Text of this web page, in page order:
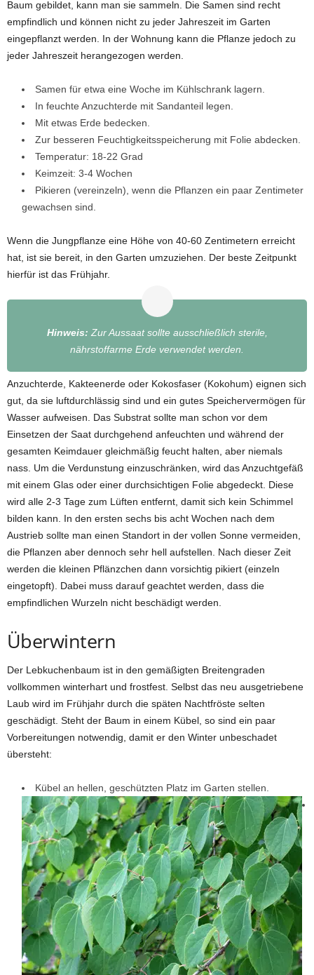
Baum gebildet, kann man sie sammeln. Die Samen sind recht
empfindlich und können nicht zu jeder Jahreszeit im Garten
eingepflanzt werden. In der Wohnung kann die Pflanze jedoch zu
jeder Jahreszeit herangezogen werden.
Samen für etwa eine Woche im Kühlschrank lagern.
In feuchte Anzuchterde mit Sandanteil legen.
Mit etwas Erde bedecken.
Zur besseren Feuchtigkeitsspeicherung mit Folie abdecken.
Temperatur: 18-22 Grad
Keimzeit: 3-4 Wochen
Pikieren (vereinzeln), wenn die Pflanzen ein paar Zentimeter
gewachsen sind.
Wenn die Jungpflanze eine Höhe von 40-60 Zentimetern erreicht
hat, ist sie bereit, in den Garten umzuziehen. Der beste Zeitpunkt
hierfür ist das Frühjahr.
Hinweis: Zur Aussaat sollte ausschließlich sterile,
nährstoffarme Erde verwendet werden.
Anzuchterde, Kakteenerde oder Kokosfaser (Kokohum) eignen sich
gut, da sie luftdurchlässig sind und ein gutes Speichervermögen für
Wasser aufweisen. Das Substrat sollte man schon vor dem
Einsetzen der Saat durchgehend anfeuchten und während der
gesamten Keimdauer gleichmäßig feucht halten, aber niemals
nass. Um die Verdunstung einzuschränken, wird das Anzuchtgefäß
mit einem Glas oder einer durchsichtigen Folie abgedeckt. Diese
wird alle 2-3 Tage zum Lüften entfernt, damit sich kein Schimmel
bilden kann. In den ersten sechs bis acht Wochen nach dem
Austrieb sollte man einen Standort in der vollen Sonne vermeiden,
die Pflanzen aber dennoch sehr hell aufstellen. Nach dieser Zeit
werden die kleinen Pflänzchen dann vorsichtig pikiert (einzeln
eingetopft). Dabei muss darauf geachtet werden, dass die
empfindlichen Wurzeln nicht beschädigt werden.
Überwintern
Der Lebkuchenbaum ist in den gemäßigten Breitengraden
vollkommen winterhart und frostfest. Selbst das neu ausgetriebene
Laub wird im Frühjahr durch die späten Nachtfröste selten
geschädigt. Steht der Baum in einem Kübel, so sind ein paar
Vorbereitungen notwendig, damit er den Winter unbeschadet
übersteht:
Kübel an hellen, geschützten Platz im Garten stellen.